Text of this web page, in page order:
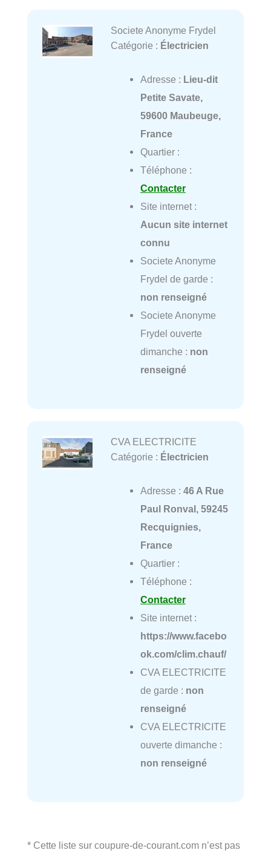
Societe Anonyme Frydel
Catégorie : Électricien
Adresse : Lieu-dit
Petite Savate,
59600 Maubeuge,
France
Quartier :
Téléphone :
Contacter
Site internet :
Aucun site internet
connu
Societe Anonyme
Frydel de garde :
non renseigné
Societe Anonyme
Frydel ouverte
dimanche : non
renseigné
CVA ELECTRICITE
Catégorie : Électricien
Adresse : 46 A Rue
Paul Ronval, 59245
Recquignies,
France
Quartier :
Téléphone :
Contacter
Site internet :
https://www.facebo
ok.com/clim.chauf/
CVA ELECTRICITE
de garde : non
renseigné
CVA ELECTRICITE
ouverte dimanche :
non renseigné
* Cette liste sur coupure-de-courant.com n’est pas